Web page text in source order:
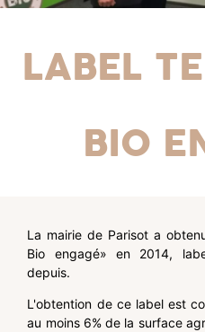
Label
Bio
La mairie de Parisot a
Bio engagé» en 2014,
depuis.
L'obtention de ce label est
au moins 6% de la surface